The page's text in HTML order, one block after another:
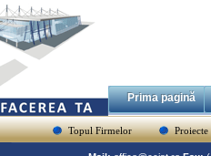
Prima pagină
Topul Firmelor Proiecte